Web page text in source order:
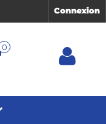
Connexion
0